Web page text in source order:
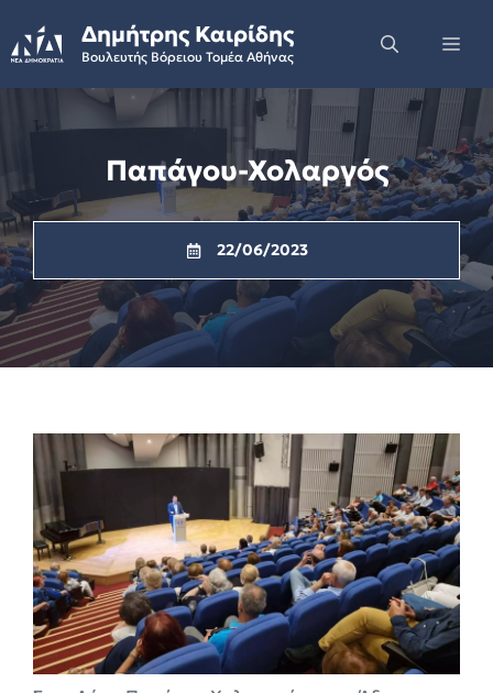
to
content
Δημήτρης Καιρίδης
Βουλευτής Βόρειου Τομέα Αθήνας
Παπάγου-Χολαργός
22/06/2023